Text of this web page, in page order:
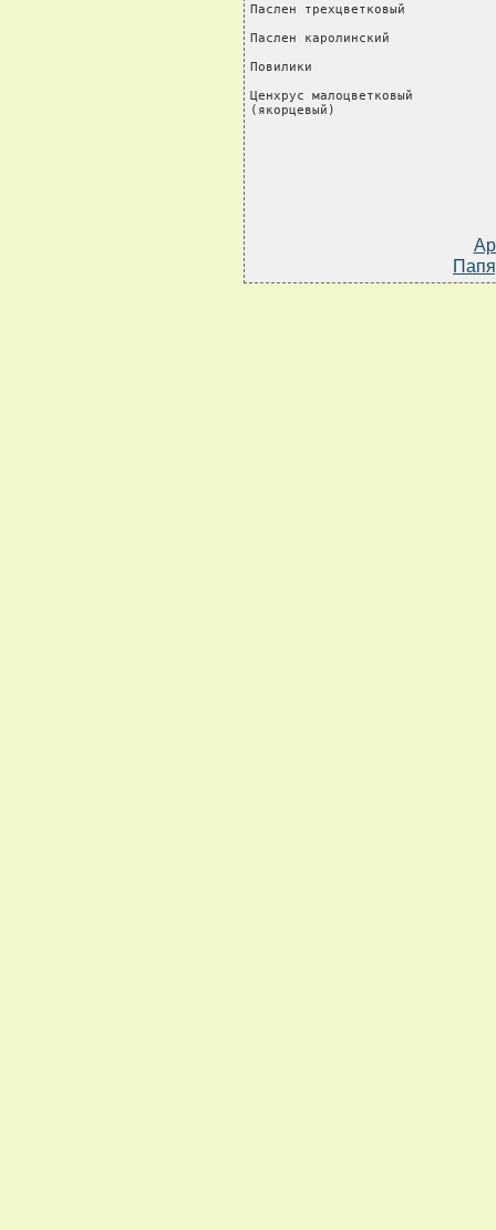
Паслен трехцветковый
Паслен каролинский
Повилики
Ценхрус малоцветковый
(якорцевый)